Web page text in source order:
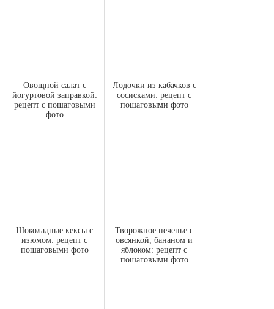
Овощной салат с
йогуртовой заправкой:
рецепт с пошаговыми
фото
Лодочки из кабачков с
сосисками: рецепт с
пошаговыми фото
Шоколадные кексы с
изюмом: рецепт с
пошаговыми фото
Творожное печенье с
овсянкой, бананом и
яблоком: рецепт с
пошаговыми фото